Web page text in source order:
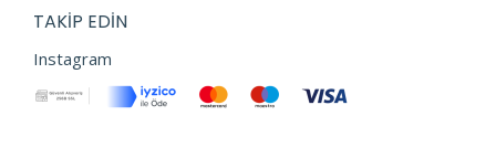
TAKIP EDIN
Instagram